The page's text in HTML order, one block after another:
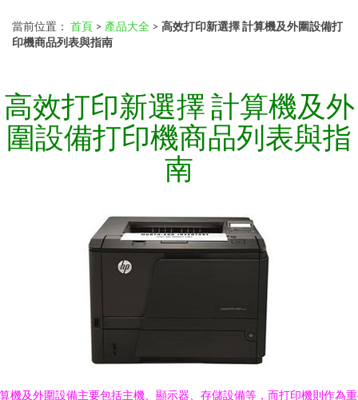
當前位置： 首頁 > 產品大全 > 高效打印新選擇 計算機及外圍設備打
印機商品列表與指南
高效打印新選擇 計算機及外
圍設備打印機商品列表與指
南
機及外圍設備主要包括主機、顯示器、存儲設備等，而打印機則作為